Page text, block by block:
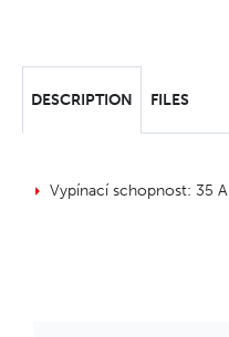
DESCRIPTION FILES
Vypínací schopnost: 35 A